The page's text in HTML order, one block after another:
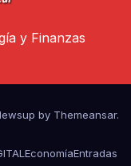
y Finanzas
by Themeansar.
EconomíaEntradas